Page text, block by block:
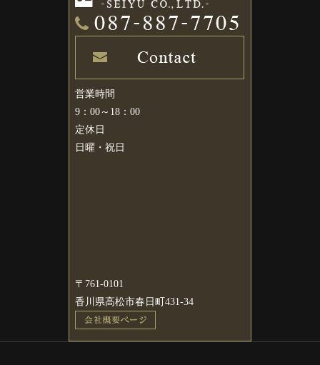
営業時間
9：00～18：00
定休日
日曜・祝日
〒761-0101
香川県高松市春日町431-34